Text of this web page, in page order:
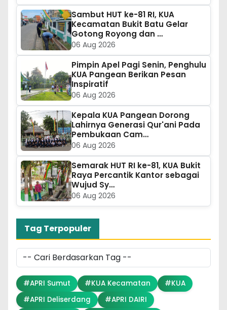
Sambut HUT ke-81 RI, KUA
Kecamatan Bukit Batu Gelar
Gotong Royong dan …
06 Aug 2026
Pimpin Apel Pagi Senin, Penghulu
KUA Pangean Berikan Pesan
Inspiratif
06 Aug 2026
Kepala KUA Pangean Dorong
Lahirnya Generasi Qur'ani Pada
Pembukaan Cam…
06 Aug 2026
Semarak HUT RI ke-81, KUA Bukit
Raya Percantik Kantor sebagai
Wujud Sy…
06 Aug 2026
Tag Terpopuler
#APRI Sumut #KUA Kecamatan
#KUA
#APRI Deliserdang
#APRI DAIRI